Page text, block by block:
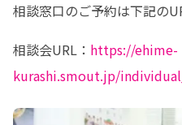
相談窓口のご予約は下記の
相談会URL： https://ehime-
kurashi.smout.jp/